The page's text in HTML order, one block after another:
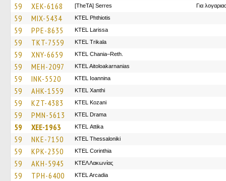
59 XEK-6168 [TheTA] Serres Για
59 MIX-5434 ΚΤΕL Phthiotis
59 PPE-8635 KTEL Larissa
59 TKT-7559 ΚΤΕL Τrikala
59 XNY-6659 KTEL Chania–Reth.
59 MEH-2097 KTEL Aitoloakarnanias
59 INK-5520 KTEL Ioannina
59 AHK-1559 KTEL Xanthi
59 KZT-4383 ΚΤΕL Kozani
59 PMN-5613 KTEL Drama
59 XEE-1963 KΤΕL Αttika
59 NKE-7150 KTEL Thessaloniki
59 KPK-2350 KTEL Corinthia
59 AKH-5945 ΚΤΕΛ Λακωνίας
59 TPH-6400 KTEL Arcadia